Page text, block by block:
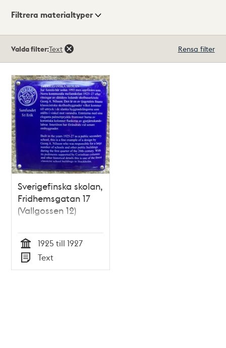
Visningsläge
Filtrera materialtyper
träffar
Valda filter:Text Rensa filter
Sverigefinska skolan,
Fridhemsgatan 17
(Vallgossen 12)
Tid
1925 till 1927
Typ
Text